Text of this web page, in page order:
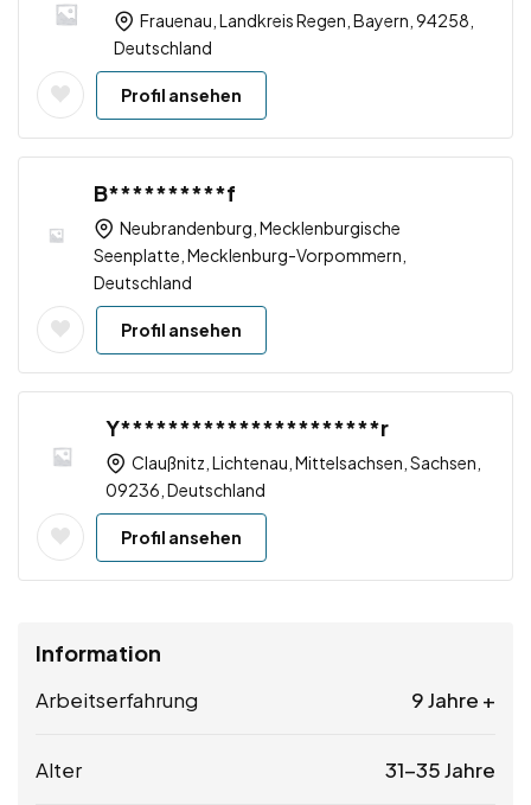
Frauenau, Landkreis Regen, Bayern, 94258,
Deutschland
Profil ansehen
B**********f
Neubrandenburg, Mecklenburgische
Seenplatte, Mecklenburg-Vorpommern,
Deutschland
Profil ansehen
Y**********************r
Claußnitz, Lichtenau, Mittelsachsen, Sachsen,
09236, Deutschland
Profil ansehen
Information
Arbeitserfahrung 9 Jahre +
Alter 31-35 Jahre